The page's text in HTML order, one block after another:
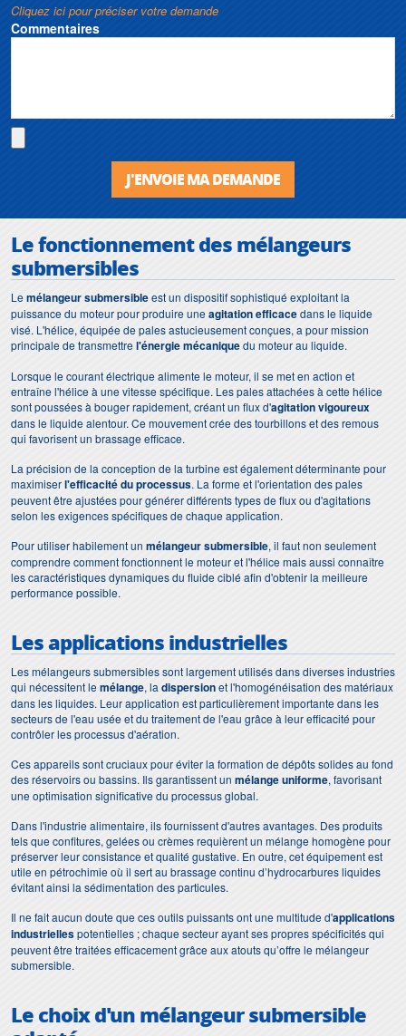
Cliquez ici pour préciser votre demande
Commentaires
J'ENVOIE MA DEMANDE
Le fonctionnement des mélangeurs
submersibles
Lemélangeur submersibleest un dispositif sophistiqué exploitant la
puissance du moteur pour produire uneagitation efficacedans le liquide
visé. L'hélice, équipée de pales astucieusement conçues, a pour mission
principale de transmettrel'énergie mécaniquedu moteur au liquide.
Lorsque le courant électrique alimente le moteur, il se met en action et
entraîne l'hélice à une vitesse spécifique. Les pales attachées à cette hélice
sont poussées à bouger rapidement, créant un flux d'agitation vigoureux
dans le liquide alentour. Ce mouvement crée des tourbillons et des remous
qui favorisent un brassage efficace.
La précision de la conception de la turbine est également déterminante pour
maximiserl'efficacité du processus. La forme et l'orientation des pales
peuvent être ajustées pour générer différents types de flux ou d'agitations
selon les exigences spécifiques de chaque application.
Pour utiliser habilement un mélangeur submersible, il faut non seulement
comprendre comment fonctionnent le moteur et l'hélice mais aussi connaître
les caractéristiques dynamiques du fluide ciblé afin d'obtenir la meilleure
performance possible.
Les applications industrielles
Les mélangeurs submersibles sont largement utilisés dans diverses industries
qui nécessitent lemélange, la dispersionet l'homogénéisation des matériaux
dans les liquides. Leur application est particulièrement importante dans les
secteurs de l'eau usée et du traitement de l'eau grâce à leur efficacité pour
contrôler les processus d'aération.
Ces appareils sont cruciaux pour éviter la formation de dépôts solides au fond
des réservoirs ou bassins. Ils garantissent un mélange uniforme, favorisant
une optimisation significative du processus global.
Dans l'industrie alimentaire, ils fournissent d'autres avantages. Des produits
tels que confitures, gelées ou crèmes requièrent un mélange homogène pour
préserver leur consistance et qualité gustative. En outre, cet équipement est
utile en pétrochimie où il sert au brassage continu d’hydrocarbures liquides
évitant ainsi la sédimentation des particules.
Il ne fait aucun doute que ces outils puissants ont une multitude d'applications
industriellespotentielles ; chaque secteur ayant ses propres spécificités qui
peuvent être traitées efficacement grâce aux atouts qu’offre le mélangeur
submersible.
Le choix d'unmélangeur submersible